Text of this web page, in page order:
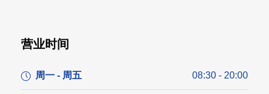
营业时间
周一 - 周五 08:30 - 20:00